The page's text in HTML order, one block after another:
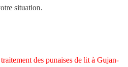
situation.
des punaises de lit à Gujan-